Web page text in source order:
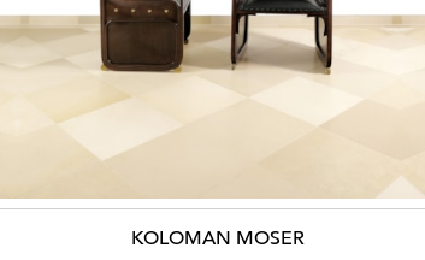
KOLOMAN MOSER